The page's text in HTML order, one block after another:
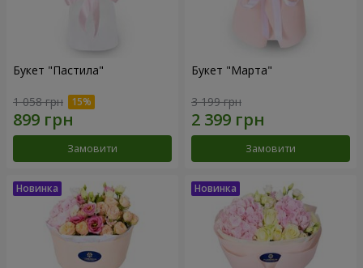
Букет "Пастила"
1 058 грн
Замовити
Букет "Марта"
3 199 грн
Замовити